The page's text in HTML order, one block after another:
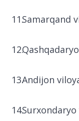
Xorazm
Samarqand
Andijon